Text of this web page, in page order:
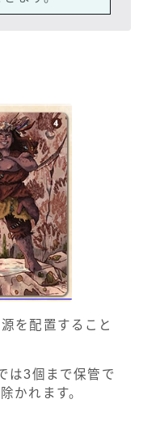
を配置すること
は3個まで保管で
かれます。